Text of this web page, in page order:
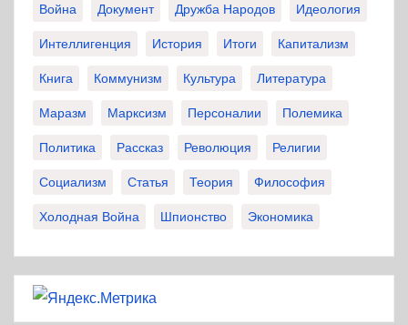
Война Документ Дружба Народов Идеология
Интеллигенция История Итоги Капитализм
Книга Коммунизм Культура Литература
Маразм Марксизм Персоналии Полемика
Политика Рассказ Революция Религии
Социализм Статья Теория Философия
Холодная Война Шпионство Экономика